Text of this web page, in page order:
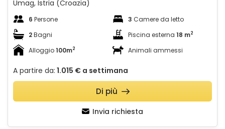
Umag, Istria (Croazia)
6 Persone 3 Camere da letto
2Bagni Piscina esterna 18 m2
Alloggio100m2 Animali ammessi
A partire da: 1.015 € a settimana
Invia richiesta
Di più